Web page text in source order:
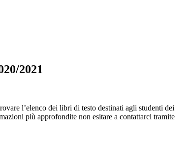
2021
l’elenco dei libri di testo destinati agli studenti dei
più approfondite non esitare a contattarci tramite